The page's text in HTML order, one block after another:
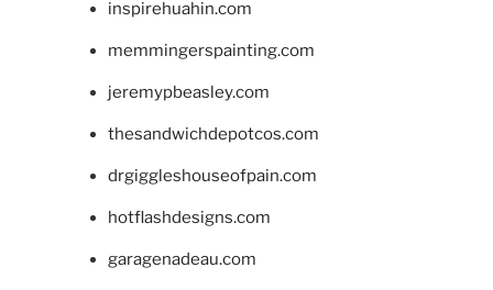
inspirehuahin.com
memmingerspainting.com
jeremypbeasley.com
thesandwichdepotcos.com
drgiggleshouseofpain.com
hotflashdesigns.com
garagenadeau.com